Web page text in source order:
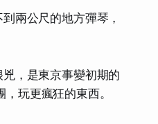
兩公尺的地方彈琴，
，是東京事變初期的
玩更瘋狂的東西。